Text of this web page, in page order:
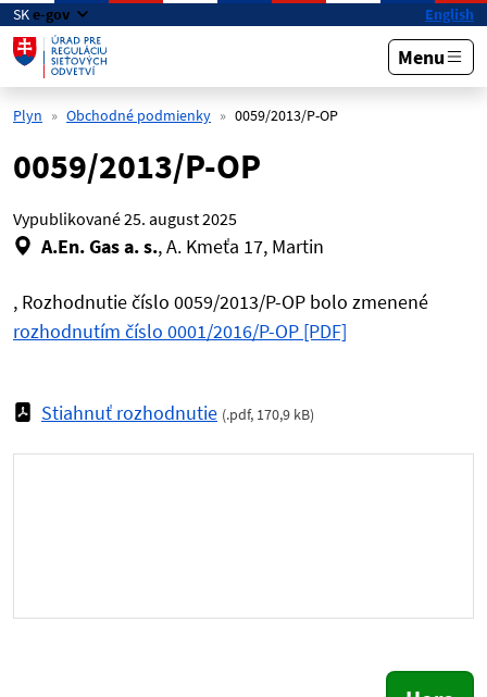
Preskočiť na hlavný obsah
SKe-gov English
Menu
Plyn Obchodné podmienky 0059/2013/P-OP
0059/2013/P-OP
Vypublikované25. august 2025
A.En. Gas a. s., A. Kmeťa 17, Martin
, Rozhodnutie číslo 0059/2013/P-OP bolo zmenené
rozhodnutím číslo 0001/2016/P-OP [PDF]
Stiahnuť rozhodnutie (.pdf, 170,9 kB)